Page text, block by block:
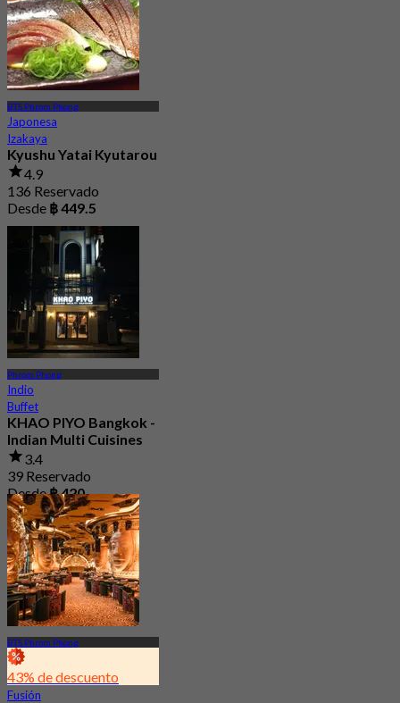
BTS Phrom Phong
Japonesa
Izakaya
Kyushu Yatai Kyutarou
4.9
136 Reservado
Desde ฿ 449.5
Phrom Phong
Indio
Buffet
KHAO PIYO Bangkok -
Indian Multi Cuisines
3.4
39 Reservado
Desde฿ 420
BTS Phrom Phong
43% de descuento
Fusión